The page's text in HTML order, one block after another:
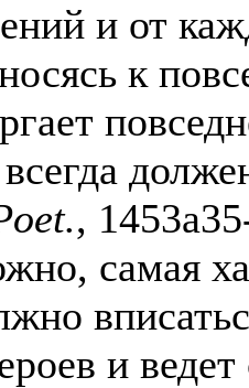
и от
к
.,
самая
и